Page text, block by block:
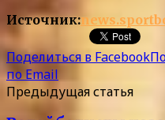
Источник:
Поделиться в Facebook
по Email
Предыдущая статья